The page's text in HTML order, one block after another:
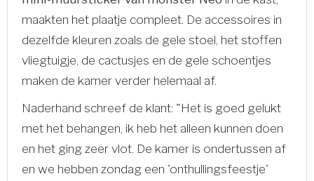
maakten het plaatje compleet. De accessoires in
dezelfde kleuren zoals de gele stoel, het stoffen
vliegtuigje, de cactusjes en de gele schoentjes
maken de kamer verder helemaal af.
Naderhand schreef de klant: "Het is goed gelukt
met het behangen, ik heb het alleen kunnen doen
en het ging zeer vlot. De kamer is ondertussen af
en we hebben zondag een 'onthullingsfeestje'